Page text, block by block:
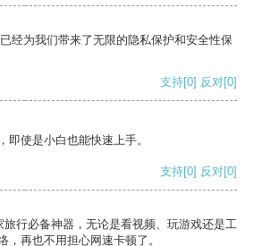
经为我们带来了无限的隐私保护和安全性保
支持[0] 反对[0]
即使是小白也能快速上手。
支持[0] 反对[0]
行必备神器，无论是看视频、玩游戏还是工
，再也不用担心网速卡顿了。